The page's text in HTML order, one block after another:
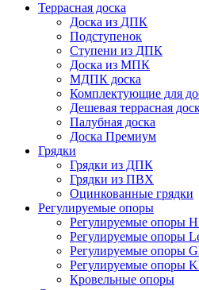
Террасная доска
Доска из ДПК
Подступенок
Ступени из ДПК
Доска из МПК
МДПК доска
Комплектующие для
Дешевая террасная
Палубная доска
Доска Премиум
Грядки
Грядки из ДПК
Грядки из ПВХ
Оцинкованные грядки
Регулируемые опоры
Регулируемые опоры
Регулируемые опоры
Регулируемые опоры
Регулируемые опоры
Кровельные опоры